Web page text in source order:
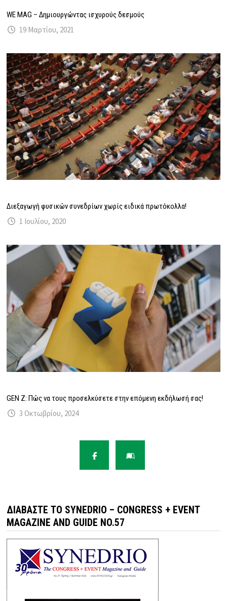
WE MAG – Δημιουργώντας ισχυρούς δεσμούς
19 Μαρτίου, 2021
Διεξαγωγή φυσικών συνεδρίων χωρίς ειδικά πρωτόκολλα!
1 Ιουλίου, 2020
GEN Z: Πώς να τους προσελκύσετε στην επόμενη εκδήλωσή σας!
3 Οκτωβρίου, 2024
ΔΙΑΒΆΣΤΕ ΤΟ SYNEDRIO – CONGRESS + EVENT
MAGAZINE AND GUIDE NO.57